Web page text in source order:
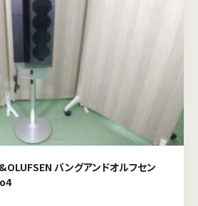
バングアンドオルフセン